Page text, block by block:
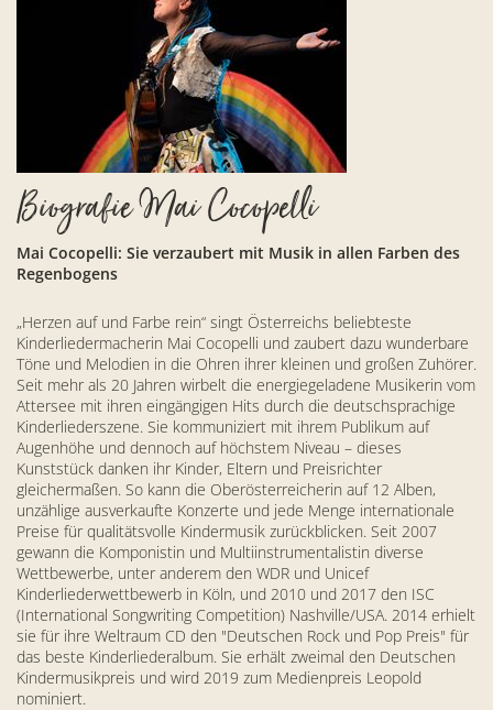
Biografie Mai Cocopelli
Mai Cocopelli: Sie verzaubert mit Musik in allen Farben des
Regenbogens
„Herzen auf und Farbe rein“ singt Österreichs beliebteste
Kinderliedermacherin Mai Cocopelli und zaubert dazu wunderbare
Töne und Melodien in die Ohren ihrer kleinen und großen Zuhörer.
Seit mehr als 20 Jahren wirbelt die energiegeladene Musikerin vom
Attersee mit ihren eingängigen Hits durch die deutschsprachige
Kinderliederszene. Sie kommuniziert mit ihrem Publikum auf
Augenhöhe und dennoch auf höchstem Niveau – dieses
Kunststück danken ihr Kinder, Eltern und Preisrichter
gleichermaßen. So kann die Oberösterreicherin auf 12 Alben,
unzählige ausverkaufte Konzerte und jede Menge internationale
Preise für qualitätsvolle Kindermusik zurückblicken. Seit 2007
gewann die Komponistin und Multiinstrumentalistin diverse
Wettbewerbe, unter anderem den WDR und Unicef
Kinderliederwettbewerb in Köln, und 2010 und 2017 den ISC
(International Songwriting Competition) Nashville/USA. 2014 erhielt
sie für ihre Weltraum CD den "Deutschen Rock und Pop Preis" für
das beste Kinderliederalbum. Sie erhält zweimal den Deutschen
Kindermusikpreis und wird 2019 zum Medienpreis Leopold
nominiert.